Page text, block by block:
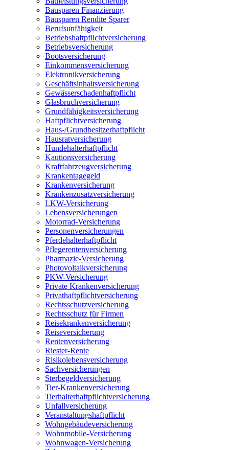
Bausparen Finanzierung
Bausparen Rendite Sparer
Berufsunfähigkeit
Betriebshaftpflichtversicherung
Betriebsversicherung
Bootsversicherung
Einkommensversicherung
Elektronikversicherung
Geschäftsinhaltsversicherung
Gewässerschadenhaftpflicht
Glasbruchversicherung
Grundfähigkeitsversicherung
Haftpflichtversicherung
Haus-/Grundbesitzerhaftpflicht
Hausratversicherung
Hundehalterhaftpflicht
Kautionsversicherung
Kraftfahrzeugversicherung
Krankentagegeld
Krankenversicherung
Krankenzusatzversicherung
LKW-Versicherung
Lebensversicherungen
Motorrad-Versicherung
Personenversicherungen
Pferdehalterhaftpflicht
Pflegerentenversicherung
Pharmazie-Versicherung
Photovoltaikversicherung
PKW-Versicherung
Private Krankenversicherung
Privathaftpflichtversicherung
Rechtsschutzversicherung
Rechtsschutz für Firmen
Reisekrankenversicherung
Reiseversicherung
Rentenversicherung
Riester-Rente
Risikolebensversicherung
Sachversicherungen
Sterbegeldversicherung
Tier-Krankenversicherung
Tierhalterhaftpflichtversicherung
Unfallversicherung
Veranstaltungshaftpflicht
Wohngebäudeversicherung
Wohnmobile-Versicherung
Wohnwagen-Versicherung